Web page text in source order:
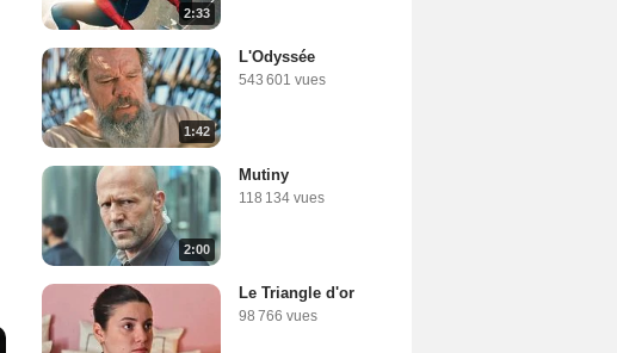
2:33
1:42
L'Odyssée
543 601 vues
2:00
Mutiny
118 134 vues
Le Triangle d'or
98 766 vues